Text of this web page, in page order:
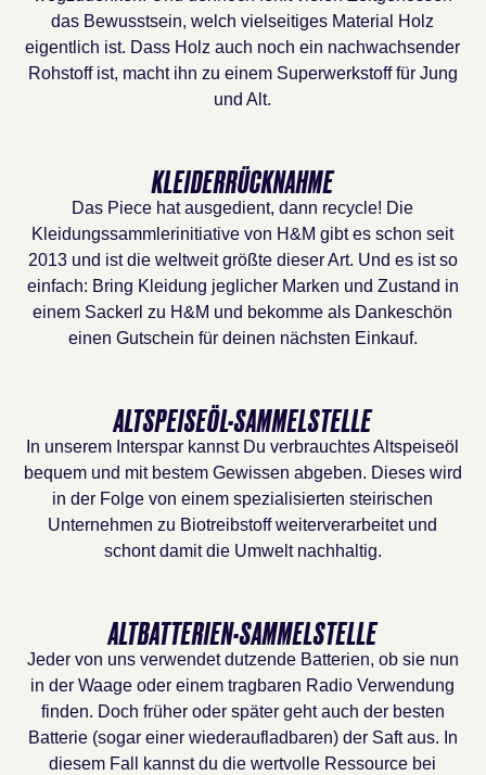
das Bewusstsein, welch vielseitiges Material Holz
eigentlich ist. Dass Holz auch noch ein nachwachsender
Rohstoff ist, macht ihn zu einem Superwerkstoff für Jung
und Alt.
KLEIDERRÜCKNAHME
Das Piece hat ausgedient, dann recycle! Die
Kleidungssammlerinitiative von H&M gibt es schon seit
2013 und ist die weltweit größte dieser Art. Und es ist so
einfach: Bring Kleidung jeglicher Marken und Zustand in
einem Sackerl zu H&M und bekomme als Dankeschön
einen Gutschein für deinen nächsten Einkauf.
ALTSPEISEÖL-SAMMELSTELLE
In unserem Interspar kannst Du verbrauchtes Altspeiseöl
bequem und mit bestem Gewissen abgeben. Dieses wird
in der Folge von einem spezialisierten steirischen
Unternehmen zu Biotreibstoff weiterverarbeitet und
schont damit die Umwelt nachhaltig.
ALTBATTERIEN-SAMMELSTELLE
Jeder von uns verwendet dutzende Batterien, ob sie nun
in der Waage oder einem tragbaren Radio Verwendung
finden. Doch früher oder später geht auch der besten
Batterie (sogar einer wiederaufladbaren) der Saft aus. In
diesem Fall kannst du die wertvolle Ressource bei